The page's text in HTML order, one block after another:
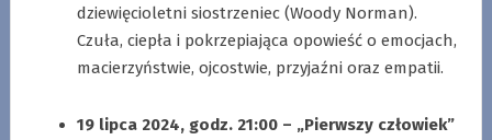
dziewięcioletni siostrzeniec (Woody Norman).
Czuła, ciepła i pokrzepiająca opowieść o emocjach,
macierzyństwie, ojcostwie, przyjaźni oraz empatii.
19 lipca 2024, godz. 21:00 – „Pierwszy człowiek”